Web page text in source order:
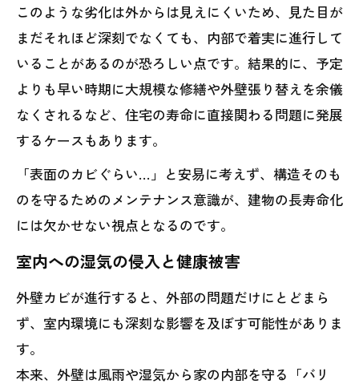
このような劣化は外からは見えにくいため、見た目が
まだそれほど深刻でなくても、内部で着実に進行して
いることがあるのが恐ろしい点です。結果的に、予定
よりも早い時期に大規模な修繕や外壁張り替えを余儀
なくされるなど、住宅の寿命に直接関わる問題に発展
するケースもあります。
「表面のカビぐらい…」と安易に考えず、構造そのも
のを守るためのメンテナンス意識が、建物の長寿命化
には欠かせない視点となるのです。
室内への湿気の侵入と健康被害
外壁カビが進行すると、外部の問題だけにとどまら
ず、室内環境にも深刻な影響を及ぼす可能性がありま
す。
本来、外壁は風雨や湿気から家の内部を守る「バリ